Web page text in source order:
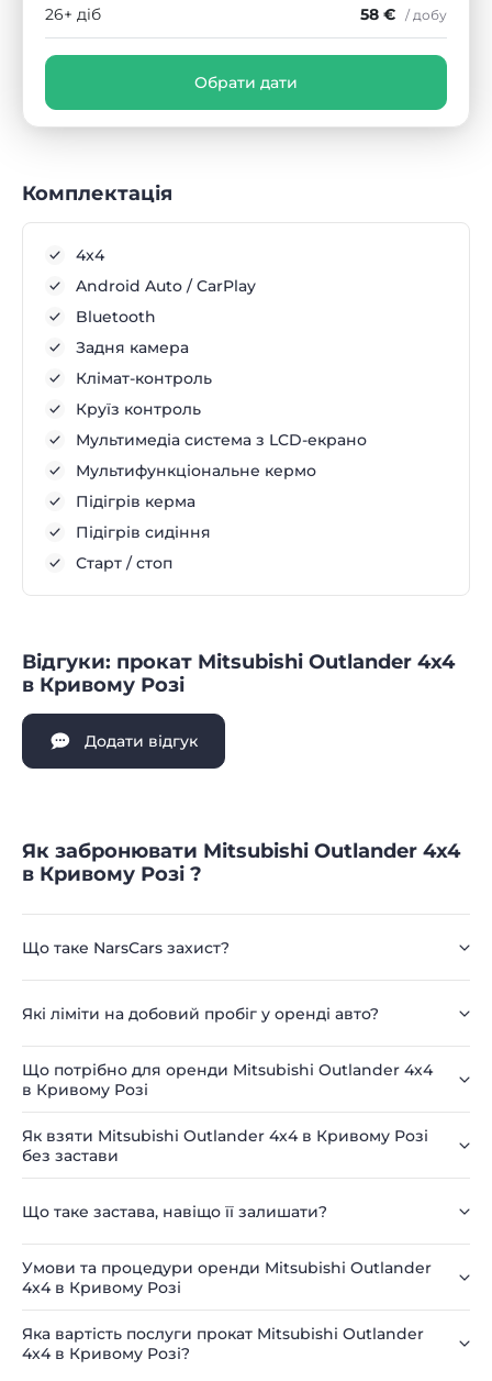
26+ діб 58 € / добу
Обрати дати
Комплектація
4x4
Android Auto / CarPlay
Bluetooth
Задня камера
Клімат-контроль
Круїз контроль
Мультимедіа система з LCD-екрано
Мультифункціональне кермо
Підігрів керма
Підігрів сидіння
Старт / стоп
Відгуки: прокат Mitsubishi Outlander 4х4
в Кривому Розі
Додати відгук
Як забронювати Mitsubishi Outlander 4х4
в Кривому Розі ?
Що таке NarsCars захист?
Які ліміти на добовий пробіг у оренді авто?
Що потрібно для оренди Mitsubishi Outlander 4х4
в Кривому Розі
Як взяти Mitsubishi Outlander 4х4 в Кривому Розі
без застави
Що таке застава, навіщо її залишати?
Умови та процедури оренди Mitsubishi Outlander
4х4 в Кривому Розі
Яка вартість послуги прокат Mitsubishi Outlander
4х4 в Кривому Розі?